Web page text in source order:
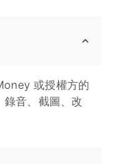
或授權方的
錄音、截圖、改